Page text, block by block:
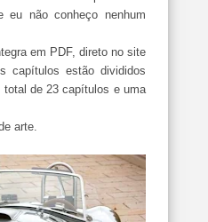
eu não conheço nenhum
em PDF, diretono site
capítulos estão divididos
de 23 capítulos e uma
arte.